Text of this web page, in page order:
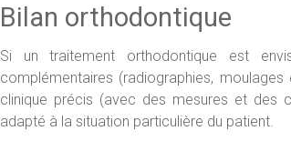
Bilan orthodontique
Si un traitement orthodontique est
complémentaires (radiographies,
clinique précis (avec des mesures et des
adapté à la situation particulière du patient.